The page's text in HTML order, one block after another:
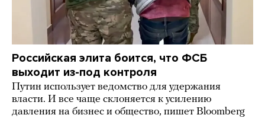
Российская элита боится, что ФСБ
выходит из-под контроля
Путин использует ведомство для удержания
власти. И все чаще склоняется к усилению
давления на бизнес и общество, пишет Bloomberg